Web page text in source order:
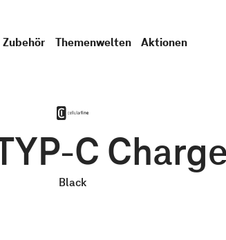
Zubehör Themenwelten Aktionen
C
Black